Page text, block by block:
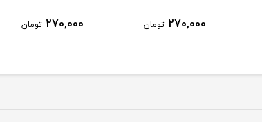
270,000 تومان 270,000 تومان